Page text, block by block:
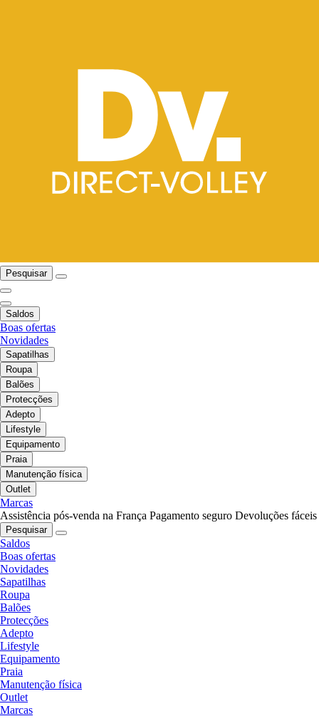
Pesquisar
Saldos
Boas ofertas
Novidades
Sapatilhas
Roupa
Balões
Protecções
Adepto
Lifestyle
Equipamento
Praia
Manutenção física
Outlet
Marcas
Assistência pós-venda na França Pagamento seguro Devoluções fáceis
Pesquisar
Saldos
Boas ofertas
Novidades
Sapatilhas
Roupa
Balões
Protecções
Adepto
Lifestyle
Equipamento
Praia
Manutenção física
Outlet
Marcas